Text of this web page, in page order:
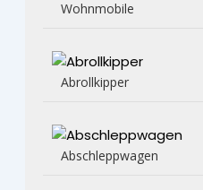
Wohnmobile
Abrollkipper
Abschleppwagen